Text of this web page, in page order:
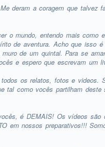
deram a coragem que talvez
o mundo, entendo mais como
de aventura. Acho que isso é
de um quintal. Para se
e espero que escrevam um
todos os relatos, fotos e videos.
tal como vocês partilham
é DEMAIS! Os vídeos são
em nossos preparativos!!!